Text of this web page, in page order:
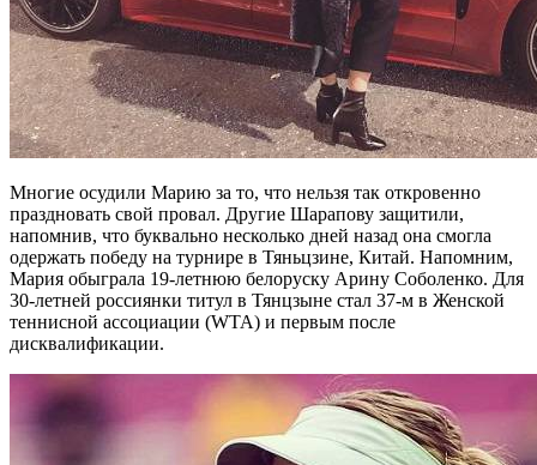
Многие осудили Марию за то, что нельзя так откровенно
праздновать свой провал. Другие Шарапову защитили,
напомнив, что буквально несколько дней назад она смогла
одержать победу на турнире в Тяньцзине, Китай. Напомним,
Мария обыграла 19-летнюю белоруску Арину Соболенко. Для
30-летней россиянки титул в Тянцзыне стал 37-м в Женской
теннисной ассоциации (WTA) и первым после
дисквалификации.